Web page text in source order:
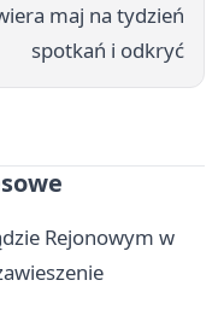
maj na tydzień
spotkań i odkryć
Rejonowym w